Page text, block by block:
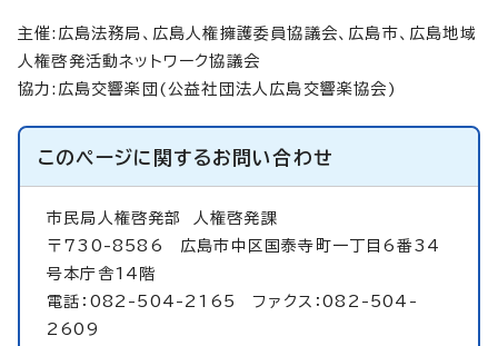
主催:広島法務局、広島人権擁護委員協議会、広島市、広島地域
人権啓発活動ネットワーク協議会
協力:広島交響楽団(公益社団法人広島交響楽協会)
このページに関するお問い合わせ
市民局人権啓発部
人権啓発課
〒730-8586 広島市中区国泰寺町一丁目6番34
号本庁舎14階
電話：082-504-2165 ファクス：082-504-
2609